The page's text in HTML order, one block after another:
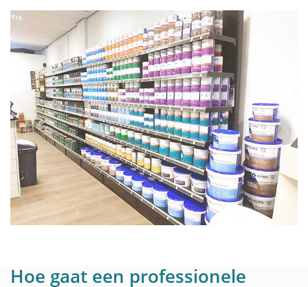
Hoe gaat een professionele